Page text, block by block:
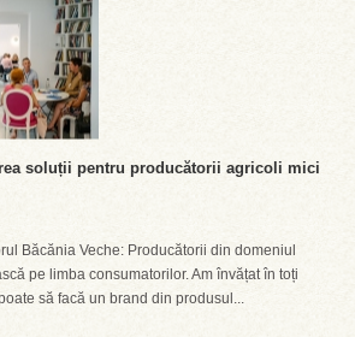
soluții pentru producătorii agricoli mici
Băcănia Veche: Producătorii din domeniul
pe limba consumatorilor. Am învățat în toți
să facă un brand din produsul...